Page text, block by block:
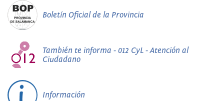
Boletín Oficial de la Provincia
También te informa - 012 CyL - Atención al
Ciudadano
Información